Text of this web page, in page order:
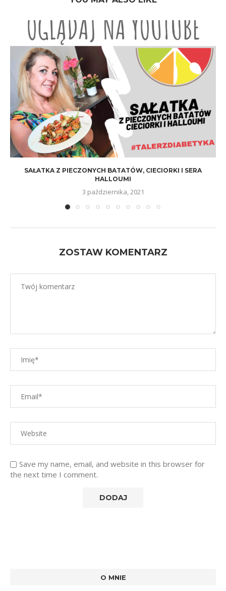
SAŁATKA Z PIECZONYCH BATATÓW, CIECIORKI I SERA
HALLOUMI
3 października, 2021
ZOSTAW KOMENTARZ
Save my name, email, and website in this browser for
the next time I comment.
O MNIE